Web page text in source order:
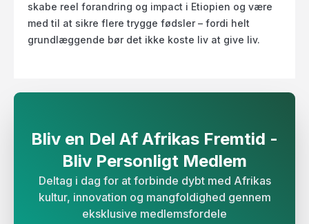
skabe reel forandring og impact i Etiopien og være
med til at sikre flere trygge fødsler – fordi helt
grundlæggende bør det ikke koste liv at give liv.
Bliv en Del Af Afrikas Fremtid -
Bliv Personligt Medlem​​​​‌
Deltag i dag for at forbinde dybt med Afrikas
kultur, innovation og mangfoldighed gennem
eksklusive medlemsfordele